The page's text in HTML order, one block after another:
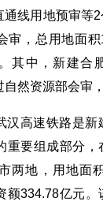
通线用地预审等2
审，总用地面
其中，新建合
然资源部会审
汉高速铁路是新
重要组成部分，
两地，用地面
额334.78亿元。